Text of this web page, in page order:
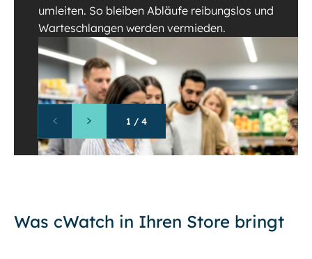
umleiten. So bleiben Abläufe reibungslos und
Warteschlangen werden vermieden.
1 / 4
Was cWatch in Ihren Store bringt